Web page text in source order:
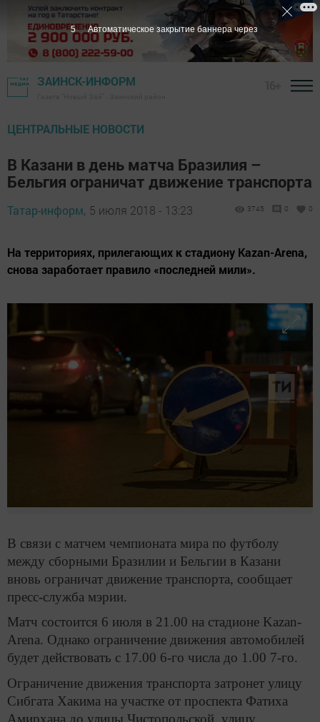
ЗАИНСК-ИНФОРМ
ЦЕНТРАЛЬНЫЕ НОВОСТИ
В Казани в день матча Бразилия –
Бельгия ограничат движение транспорта
Татар-информ, 5 июля 2018 - 13:23 3745 0 0
На территориях, прилегающих к стадиону Kazan-Arena,
снова заработает правило «последней мили».
В связи с матчем чемпионата мира по футболу
между сборными Бразилии и Бельгии в Казани
вновь ограничат движение транспорта, сообщает
пресс-служба мэрии.
Матч состоится 6 июля в 21.00 на стадионе Kazan-
Arena. Однако ограничение движения автомобилей
будет действовать с 17.00 6-го числа до 1.00 7-го.
Ограничение движения транспорта затронет улицу
Сибгата Хакима на участке от проспекта Фатиха
Амирхана до улицы Чистопольской, улицу
5 Автоматическое закрытие баннера через